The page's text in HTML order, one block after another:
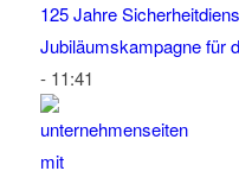
125 Jahre
Jubiläumskampagne für
- 11:41